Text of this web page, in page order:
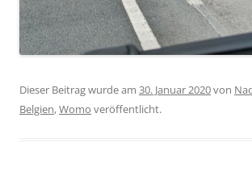
Dieser Beitrag wurde am 30. Januar 2020von
Belgien,Womo veröffentlicht.